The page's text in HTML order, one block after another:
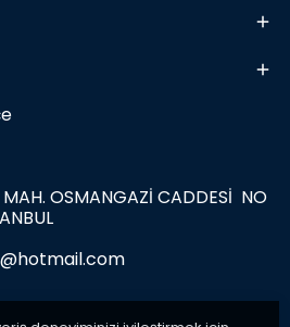
OSMANGAZİ CADDESİ NO